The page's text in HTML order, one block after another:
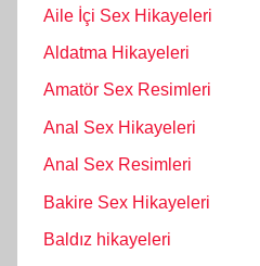
Aile İçi Sex Hikayeleri
Aldatma Hikayeleri
Amatör Sex Resimleri
Anal Sex Hikayeleri
Anal Sex Resimleri
Bakire Sex Hikayeleri
Baldız hikayeleri